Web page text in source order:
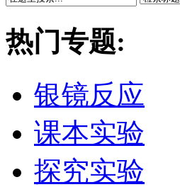
热门专题:
银镜反应
课本实验
探究实验